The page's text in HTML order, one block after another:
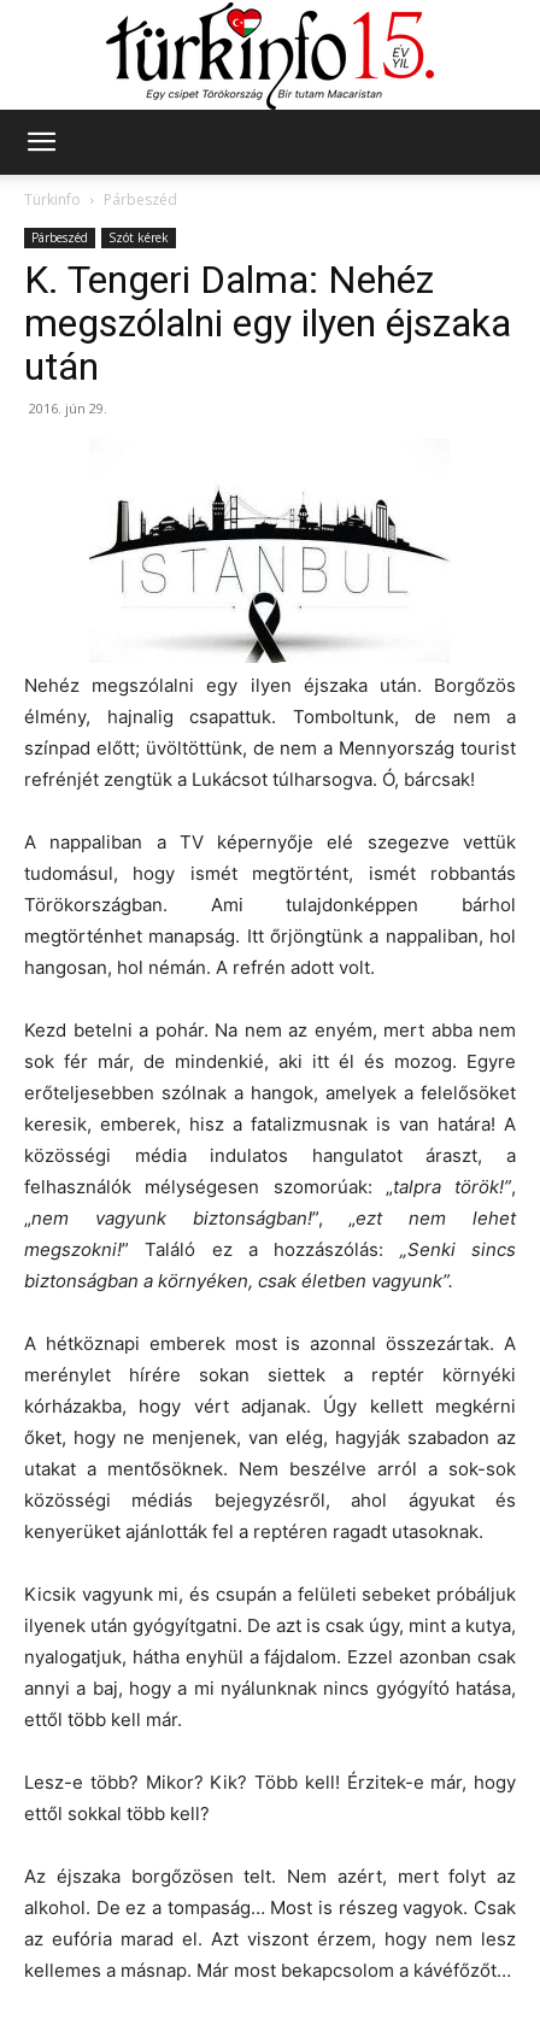
Türkinfo
Párbeszéd
Párbeszéd Szót kérek
K. Tengeri Dalma: Nehéz
megszólalni egy ilyen éjszaka
után
2016. jún 29.
Nehéz megszólalni egy ilyen éjszaka után. Borgőzös
élmény, hajnalig csapattuk. Tomboltunk, de nem a
színpad előtt; üvöltöttünk, de nem a Mennyország tourist
refrénjét zengtük a Lukácsot túlharsogva. Ó, bárcsak!
A nappaliban a TV képernyője elé szegezve vettük
tudomásul, hogy ismét megtörtént, ismét robbantás
Törökországban. Ami tulajdonképpen bárhol
megtörténhet manapság. Itt őrjöngtünk a nappaliban, hol
hangosan, hol némán. A refrén adott volt.
Kezd betelni a pohár. Na nem az enyém, mert abba nem
sok fér már, de mindenkié, aki itt él és mozog. Egyre
erőteljesebben szólnak a hangok, amelyek a felelősöket
keresik, emberek, hisz a fatalizmusnak is van határa! A
közösségi média indulatos hangulatot áraszt, a
felhasználók mélységesen szomorúak: „talpra török!”,
„nem vagyunk biztonságban!”, „ezt nem lehet
megszokni!” Találó ez a hozzászólás: „Senki sincs
biztonságban a környéken, csak életben vagyunk”.
A hétköznapi emberek most is azonnal összezártak. A
merénylet hírére sokan siettek a reptér környéki
kórházakba, hogy vért adjanak. Úgy kellett megkérni
őket, hogy ne menjenek, van elég, hagyják szabadon az
utakat a mentősöknek. Nem beszélve arról a sok-sok
közösségi médiás bejegyzésről, ahol ágyukat és
kenyerüket ajánlották fel a reptéren ragadt utasoknak.
Kicsik vagyunk mi, és csupán a felületi sebeket próbáljuk
ilyenek után gyógyítgatni. De azt is csak úgy, mint a kutya,
nyalogatjuk, hátha enyhül a fájdalom. Ezzel azonban csak
annyi a baj, hogy a mi nyálunknak nincs gyógyító hatása,
ettől több kell már.
Lesz-e több? Mikor? Kik? Több kell! Érzitek-e már, hogy
ettől sokkal több kell?
Az éjszaka borgőzösen telt. Nem azért, mert folyt az
alkohol. De ez a tompaság… Most is részeg vagyok. Csak
az eufória marad el. Azt viszont érzem, hogy nem lesz
kellemes a másnap. Már most bekapcsolom a kávéfőzőt…